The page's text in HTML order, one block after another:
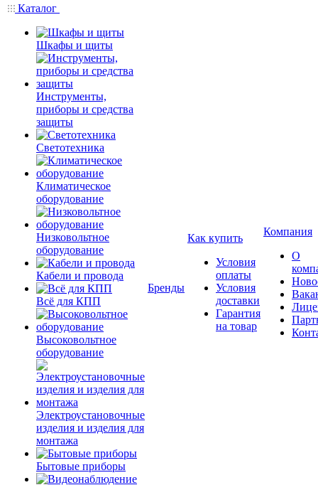
Каталог
Шкафы и щиты
Инструменты,
приборы и средства
защиты
Светотехника
Климатическое
оборудование
Низковольтное
оборудование
Кабели и провода
Всё для КПП
Высоковольтное
оборудование
Электроустановочные
изделия и изделия для
монтажа
Бытовые приборы
Бренды
Как купить
Условия
оплаты
Условия
доставки
Гарантия
на товар
Компания
О